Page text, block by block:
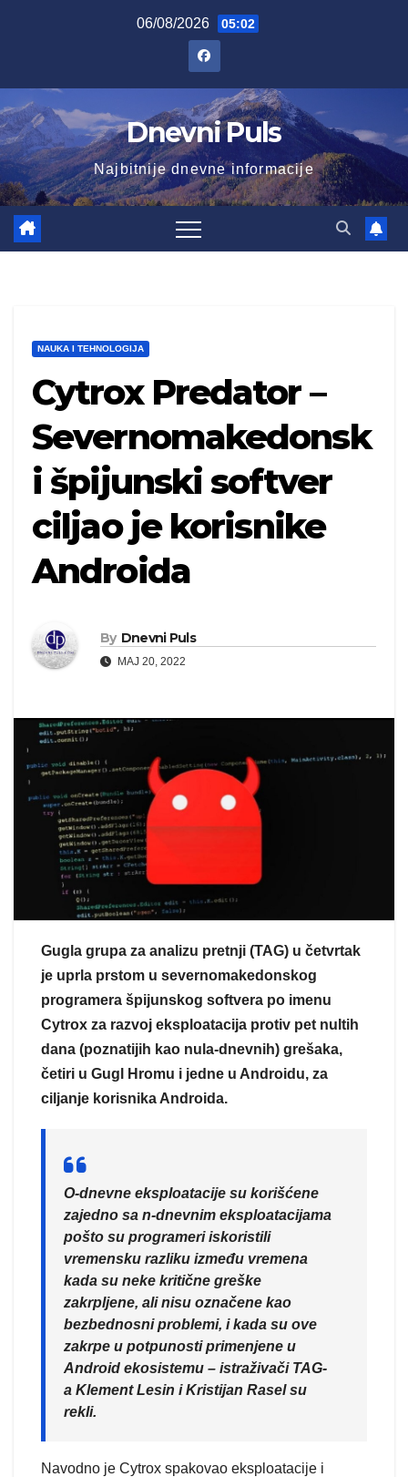
06/08/2026 05:02
Dnevni Puls
Najbitnije dnevne informacije
NAUKA I TEHNOLOGIJA
Cytrox Predator –
Severnomakedonsk
i špijunski softver
ciljao je korisnike
Androida
By Dnevni Puls
MAJ 20, 2022
Gugla grupa za analizu pretnji (TAG) u četvrtak
je uprla prstom u severnomakedonskog
programera špijunskog softvera po imenu
Cytrox za razvoj eksploatacija protiv pet nultih
dana (poznatijih kao nula-dnevnih) grešaka,
četiri u Gugl Hromu i jedne u Androidu, za
ciljanje korisnika Androida.
O-dnevne eksploatacije su korišćene
zajedno sa n-dnevnim eksploatacijama
pošto su programeri iskoristili
vremensku razliku između vremena
kada su neke kritične greške
zakrpljene, ali nisu označene kao
bezbednosni problemi, i kada su ove
zakrpe u potpunosti primenjene u
Android ekosistemu – istraživači TAG-
a Klement Lesin i Kristijan Rasel su
rekli.
Navodno je Cytrox spakovao eksploatacije i